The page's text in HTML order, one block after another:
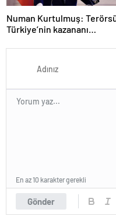
Numan Kurtulmuş:
Türkiye’nin kazananı
Gönder
En az 10 karakter gerekli